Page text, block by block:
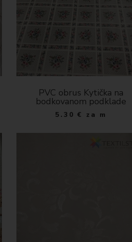
PVC obrus Kytička na
bodkovanom podklade
5.30 € za m